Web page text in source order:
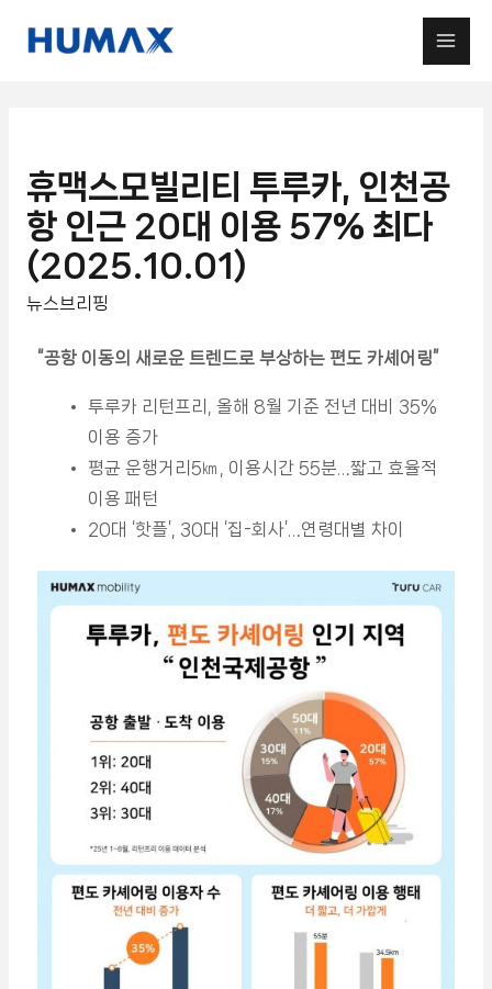
휴맥스모빌리티 투루카, 인천공
항 인근 20대 이용 57% 최다
(2025.10.01)
뉴스브리핑
“공항 이동의 새로운 트렌드로 부상하는 편도 카셰어링”
투루카 리턴프리, 올해 8월 기준 전년 대비 35%
이용 증가
평균 운행거리5㎞, 이용시간 55분…짧고 효율적
이용 패턴
20대 ‘핫플’, 30대 ‘집-회사’…연령대별 차이